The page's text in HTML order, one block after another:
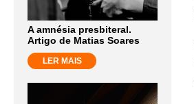
A amnésia presbiteral.
Artigo de Matias Soares
LER MAIS